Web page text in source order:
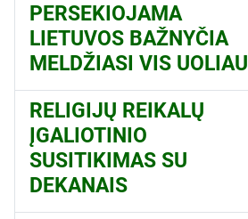
PERSEKIOJAMA
LIETUVOS BAŽNYČIA
MELDŽIASI VIS UOLIAU
RELIGIJŲ REIKALŲ
ĮGALIOTINIO
SUSITIKIMAS SU
DEKANAIS